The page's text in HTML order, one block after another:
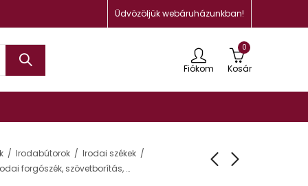
Üdvözöljük webáruházunkban!
Fiókom
0
Kosár
Irodabútorok
Irodai székek
Irodai forgószék, szövetborítás, állítható karfával fekete lábkereszt, “Cinque ASYN”, piros